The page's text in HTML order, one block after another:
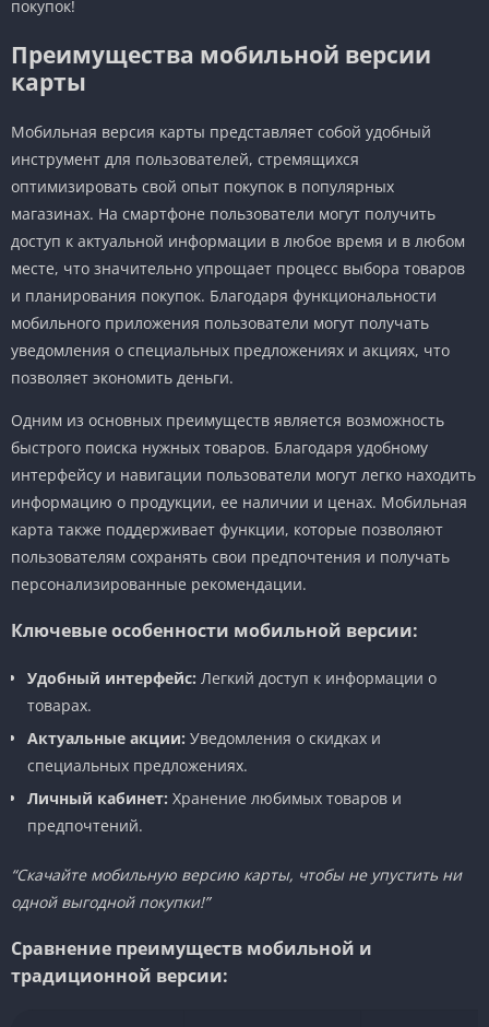
покупок!
Преимущества мобильной версии
карты
Мобильная версия карты представляет собой удобный
инструмент для пользователей, стремящихся
оптимизировать свой опыт покупок в популярных
магазинах. На смартфоне пользователи могут получить
доступ к актуальной информации в любое время и в любом
месте, что значительно упрощает процесс выбора товаров
и планирования покупок. Благодаря функциональности
мобильного приложения пользователи могут получать
уведомления о специальных предложениях и акциях, что
позволяет экономить деньги.
Одним из основных преимуществ является возможность
быстрого поиска нужных товаров. Благодаря удобному
интерфейсу и навигации пользователи могут легко находить
информацию о продукции, ее наличии и ценах. Мобильная
карта также поддерживает функции, которые позволяют
пользователям сохранять свои предпочтения и получать
персонализированные рекомендации.
Ключевые особенности мобильной версии:
Удобный интерфейс: Легкий доступ к информации о
товарах.
Актуальные акции: Уведомления о скидках и
специальных предложениях.
Личный кабинет: Хранение любимых товаров и
предпочтений.
“Скачайте мобильную версию карты, чтобы не упустить ни
одной выгодной покупки!”
Сравнение преимуществ мобильной и
традиционной версии: